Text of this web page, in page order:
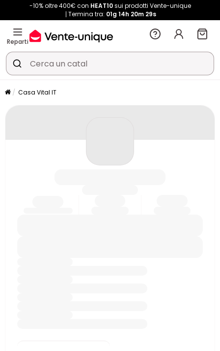
-10% oltre 400€ con HEAT10sui prodotti Vente-unique
Termina tra: 01g 14h 20m 29s
Reparti
Casa Vital IT